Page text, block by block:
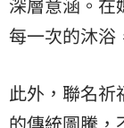
每一次的沐浴
此外，聯名祈